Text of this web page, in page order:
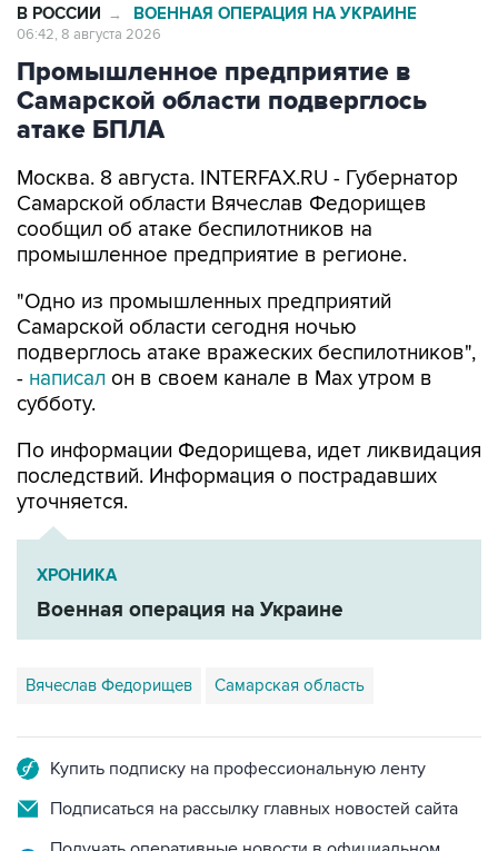
Промышленное предприятие в
Самарской области подверглось
атаке БПЛА
Москва. 8 августа. INTERFAX.RU - Губернатор
сообщил об атаке беспилотников на
промышленное предприятие в регионе.
"Одно из промышленных предприятий
подверглось атаке вражеских беспилотников",
-написалон в своем канале в Max утром в
субботу.
По информации Федорищева, идет ликвидация
уточняется.
ХРОНИКА
Военная операция на Украине
Вячеслав Федорищев Самарская область
Подписаться на рассылку главных новостей сайта
Получать оперативные новости в официальном